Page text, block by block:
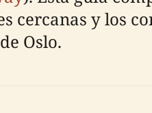
cercanas y los
Oslo.